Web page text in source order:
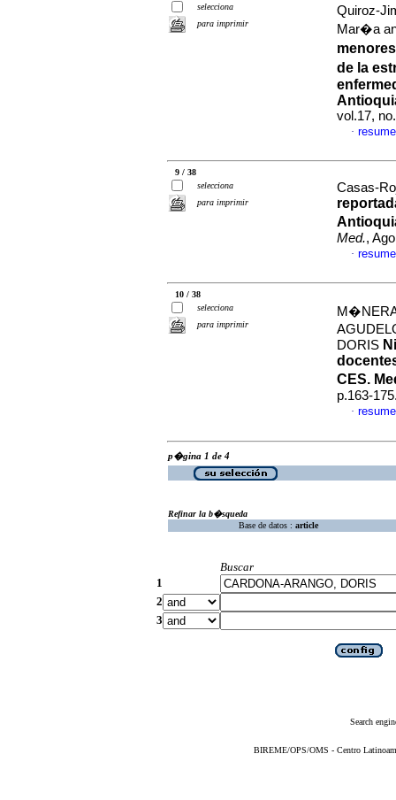
selecciona
para imprimir
Quiroz-
Mar�a
de la
vol.17,
·
9 / 38
selecciona
para imprimir
Casas-
Med.,
·
10 / 38
selecciona
para imprimir
DORIS
CES.
p.163-
·
p�gina 1 de 4
Refinar la b�squeda
Base de datos : article
Buscar
1
2
3
Search
BIREME/OPS/OMS - Centro